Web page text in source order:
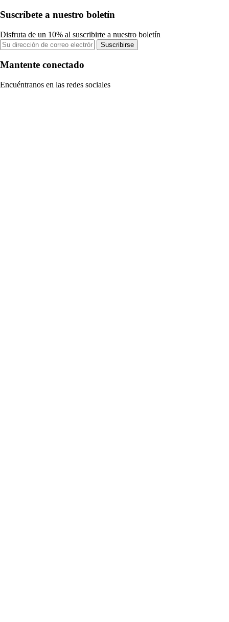
Suscríbete a nuestro boletín
Disfruta de un 10% al suscribirte a nuestro boletín
Suscribirse
Mantente conectado
Encuéntranos en las redes sociales